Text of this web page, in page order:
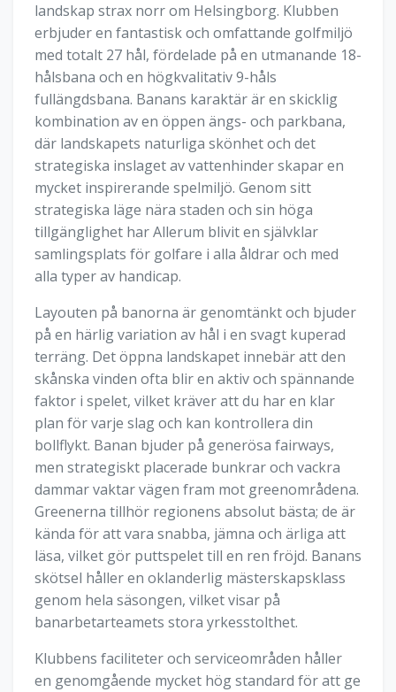
landskap strax norr om Helsingborg. Klubben
erbjuder en fantastisk och omfattande golfmiljö
med totalt 27 hål, fördelade på en utmanande 18-
hålsbana och en högkvalitativ 9-håls
fullängdsbana. Banans karaktär är en skicklig
kombination av en öppen ängs- och parkbana,
där landskapets naturliga skönhet och det
strategiska inslaget av vattenhinder skapar en
mycket inspirerande spelmiljö. Genom sitt
strategiska läge nära staden och sin höga
tillgänglighet har Allerum blivit en självklar
samlingsplats för golfare i alla åldrar och med
alla typer av handicap.
Layouten på banorna är genomtänkt och bjuder
på en härlig variation av hål i en svagt kuperad
terräng. Det öppna landskapet innebär att den
skånska vinden ofta blir en aktiv och spännande
faktor i spelet, vilket kräver att du har en klar
plan för varje slag och kan kontrollera din
bollflykt. Banan bjuder på generösa fairways,
men strategiskt placerade bunkrar och vackra
dammar vaktar vägen fram mot greenområdena.
Greenerna tillhör regionens absolut bästa; de är
kända för att vara snabba, jämna och ärliga att
läsa, vilket gör puttspelet till en ren fröjd. Banans
skötsel håller en oklanderlig mästerskapsklass
genom hela säsongen, vilket visar på
banarbetarteamets stora yrkesstolthet.
Klubbens faciliteter och serviceområden håller
en genomgående mycket hög standard för att ge